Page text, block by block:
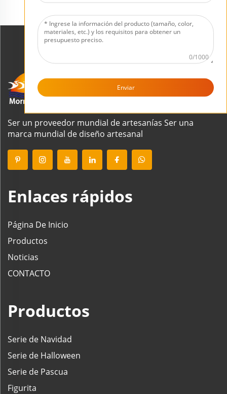
0/1000
Enviar
Ser un proveedor mundial de artesanías Ser una
marca mundial de diseño artesanal
Enlaces rápidos
Página De Inicio
Productos
Noticias
CONTACTO
Productos
Serie de Navidad
Serie de Halloween
Serie de Pascua
Figurita